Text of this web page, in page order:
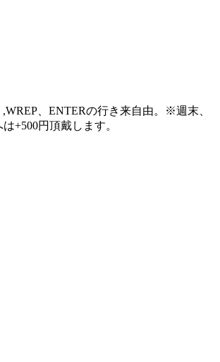
、ENTERの行き来自由。※週末、
+500円頂戴します。